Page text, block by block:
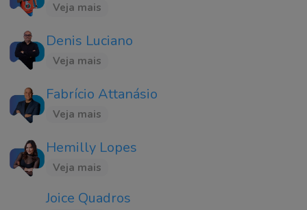
Veja mais
Denis Luciano
Veja mais
Fabrício Attanásio
Veja mais
Hemilly Lopes
Veja mais
Joice Quadros